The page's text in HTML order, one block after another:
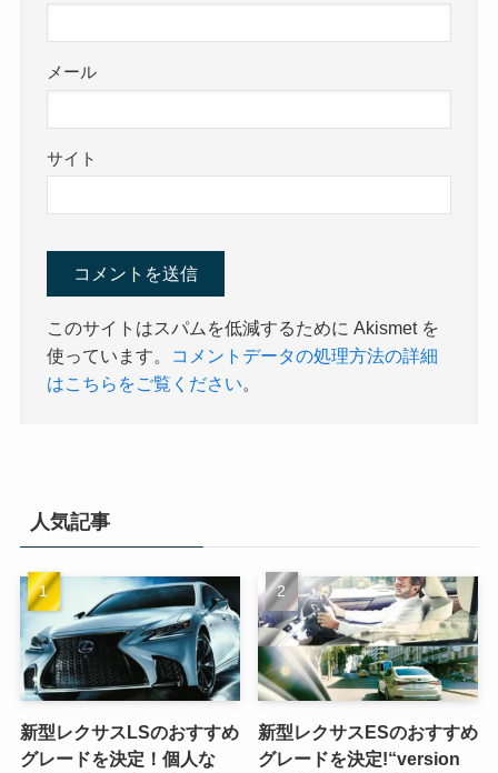
メール
サイト
このサイトはスパムを低減するために Akismet を
使っています。
コメントデータの処理方法の詳細
はこちらをご覧ください。
人気記事
新型レクサスLSのおすすめ
グレードを決定！個人な
新型レクサスESのおすすめ
グレードを決定!“version